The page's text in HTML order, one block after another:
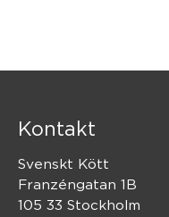
Kontakt
Svenskt Kött
Franzéngatan 1B
105 33 Stockholm